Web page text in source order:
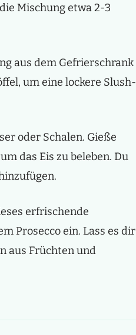
Mischung etwa 2-3
aus dem Gefrierschrank
um eine lockere Slush-
oder Schalen. Gieße
das Eis zu beleben. Du
erfrischende
Prosecco ein. Lass es dir
aus Früchten und